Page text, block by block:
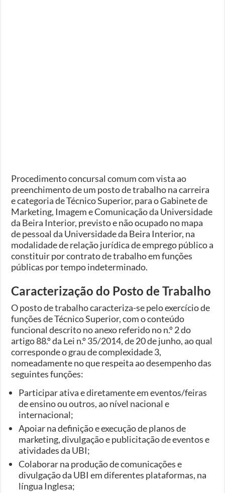
Procedimento concursal comum com vista ao
preenchimento de um posto de trabalho na carreira
e categoria de Técnico Superior, para o Gabinete de
Marketing, Imagem e Comunicação da Universidade
da Beira Interior, previsto e não ocupado no mapa
de pessoal da Universidade da Beira Interior, na
modalidade de relação jurídica de emprego público a
constituir por contrato de trabalho em funções
públicas por tempo indeterminado.
Caracterização do Posto de Trabalho
O posto de trabalho caracteriza-se pelo exercício de
funções de Técnico Superior, com o conteúdo
funcional descrito no anexo referido no n.º 2 do
artigo 88.º da Lei n.º 35/2014, de 20 de junho, ao qual
corresponde o grau de complexidade 3,
nomeadamente no que respeita ao desempenho das
seguintes funções:
Participar ativa e diretamente em eventos/feiras
de ensino ou outros, ao nível nacional e
internacional;
Apoiar na definição e execução de planos de
marketing, divulgação e publicitação de eventos e
atividades da UBI;
Colaborar na produção de comunicações e
divulgação da UBI em diferentes plataformas, na
língua Inglesa;